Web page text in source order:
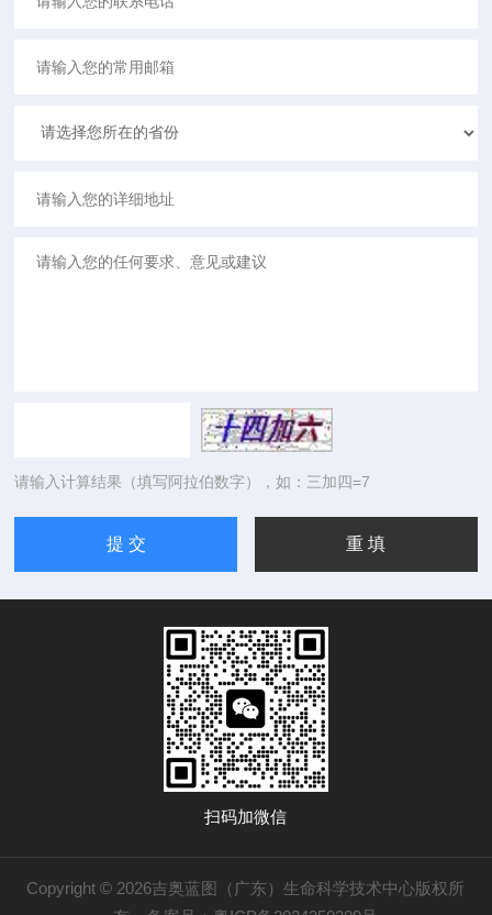
请输入计算结果（填写阿拉伯数字），如：三加四=7
扫码加微信
Copyright © 2026吉奥蓝图（广东）生命科学技术中心版权所